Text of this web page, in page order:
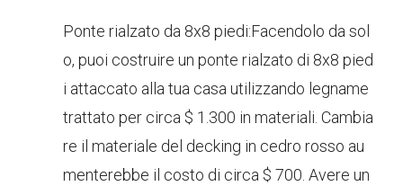
Ponte rialzato da 8x8 piedi:Facendolo da sol
o, puoi costruire un ponte rialzato di 8x8 pied
i attaccato alla tua casa utilizzando legname
trattato per circa $ 1.300 in materiali. Cambia
re il materiale del decking in cedro rosso au
menterebbe il costo di circa $ 700. Avere un